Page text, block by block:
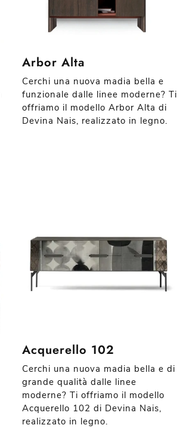
Arbor Alta
Cerchi una nuova madia bella e
funzionale dalle linee moderne? Ti
offriamo il modello Arbor Alta di
Devina Nais, realizzato in legno.
Acquerello 102
Cerchi una nuova madia bella e di
grande qualità dalle linee
moderne? Ti offriamo il modello
Acquerello 102 di Devina Nais,
realizzato in legno.